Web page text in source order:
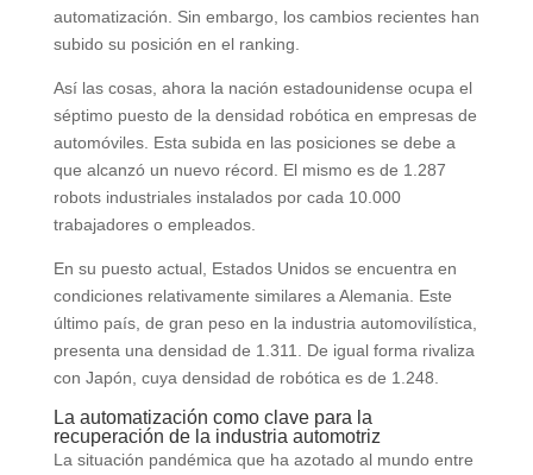
automatización. Sin embargo, los cambios recientes han
subido su posición en el ranking.
Así las cosas, ahora la nación estadounidense ocupa el
séptimo puesto de la densidad robótica en empresas de
automóviles. Esta subida en las posiciones se debe a
que alcanzó un nuevo récord. El mismo es de 1.287
robots industriales instalados por cada 10.000
trabajadores o empleados.
En su puesto actual, Estados Unidos se encuentra en
condiciones relativamente similares a Alemania. Este
último país, de gran peso en la industria automovilística,
presenta una densidad de 1.311. De igual forma rivaliza
con Japón, cuya densidad de robótica es de 1.248.
La automatización como clave para la
recuperación de la industria automotriz
La situación pandémica que ha azotado al mundo entre